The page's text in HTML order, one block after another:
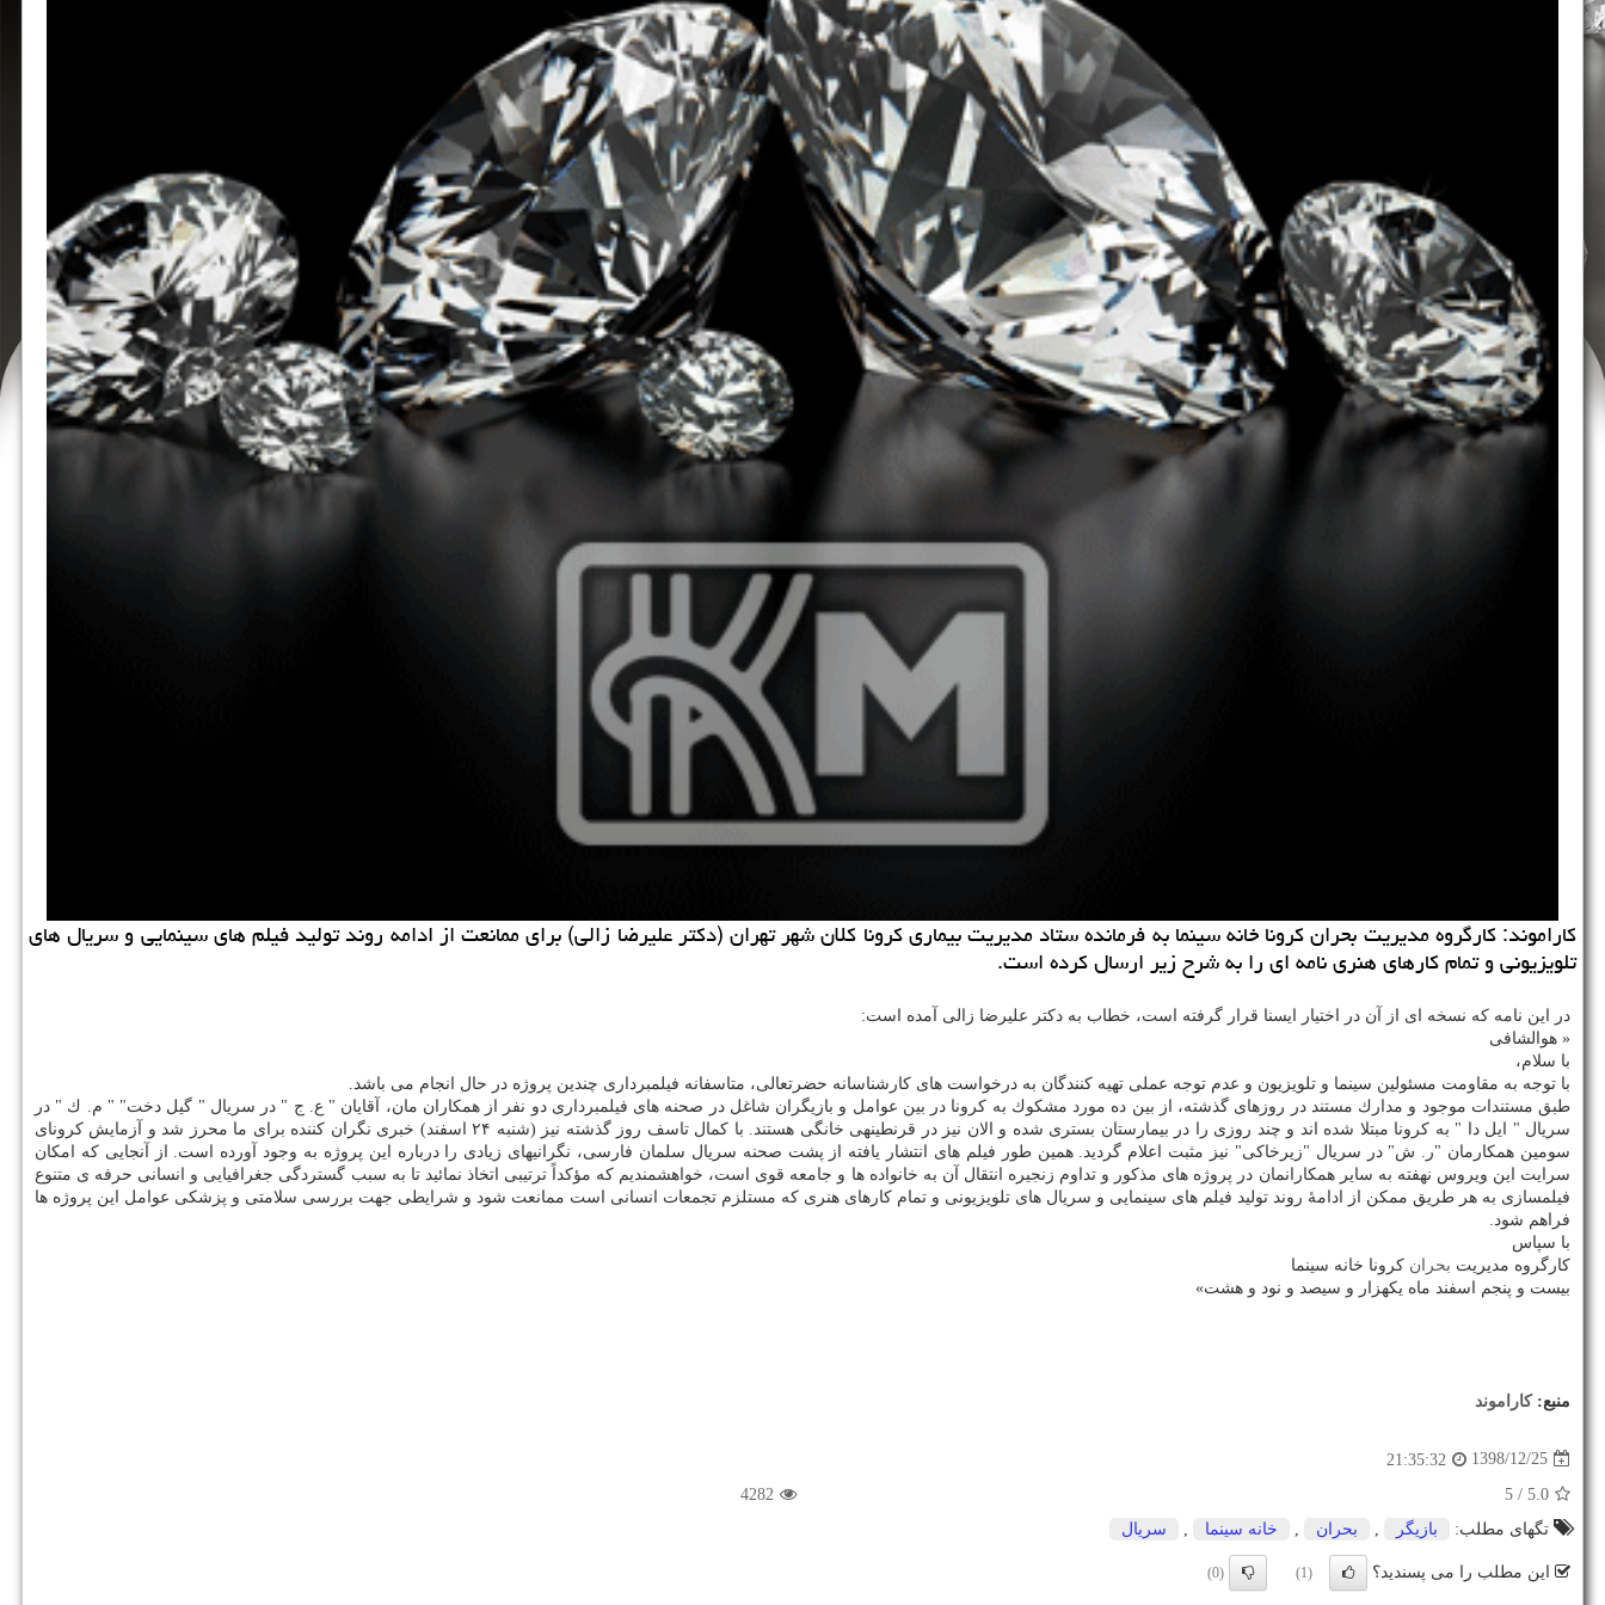
كاراموند: كارگروه مدیریت بحران كرونا خانه سینما به فرمانده ستاد مدیریت بیماری كرونا كلان شهر تهران (دكتر علیرضا زالی) برای ممانعت از ادامه روند تولید فیلم های سینمایی و سریال های
تلویزیونی و تمام كارهای هنری نامه ای را به شرح زیر ارسال كرده است.
در این نامه كه نسخه ای از آن در اختیار ایسنا قرار گرفته است، خطاب به دكتر علیرضا زالی آمده است:
« هوالشافی
با سلام،
با توجه به مقاومت مسئولین سینما و تلویزیون و عدم توجه عملی تهیه كنندگان به درخواست های كارشناسانه حضرتعالی، متاسفانه فیلمبرداری چندین پروژه در حال انجام می باشد.
طبق مستندات موجود و مدارك مستند ‎در روزهای گذشته، از بین ده مورد مشكوك به كرونا در بین عوامل و بازیگران شاغل در صحنه های فیلمبرداری دو نفر از همكاران مان، آقایان " ع. ج " در سریال " گیل دخت" " م. ك " در
سریال " ایل دا " به كرونا مبتلا شده اند و چند روزی را در بیمارستان بستری شده و الان نیز در قرنطینهی خانگی هستند. با كمال تاسف روز گذشته نیز (شنبه ۲۴ اسفند) خبری نگران كننده برای ما محرز شد و آزمایش كرونای
سومین همكارمان "ر. ش" در سریال "زیرخاكی" نیز مثبت اعلام گردید. همین طور فیلم های انتشار یافته از پشت صحنه سریال سلمان فارسی، نگرانیهای زیادی را درباره این پروژه به وجود آورده است. ‎از آنجایی كه امكان
سرایت این ویروس نهفته به سایر همكارانمان در پروژه های مذكور و تداوم زنجیره انتقال آن به خانواده ها و جامعه قوی است، خواهشمندیم كه مؤكداً ترتیبی اتخاذ نمائید تا به سبب گستردگی جغرافیایی و انسانی حرفه ی متنوع
فیلمسازی به هر طریق ممكن از ادامهٔ روند تولید فیلم های سینمایی و سریال های تلویزیونی و تمام كارهای هنری كه مستلزم تجمعات انسانی است ممانعت شود و شرایطی جهت بررسی سلامتی و پزشكی عوامل این پروژه ها
فراهم شود.
با سپاس
كارگروه مدیریت بحران كرونا خانه سینما
بیست و پنجم اسفند ماه یكهزار و سیصد و نود و هشت»
منبع:كاراموند
1398/12/25
21:35:32
5.0
/ 5
4282
تگهای مطلب:
بازیگر بحران خانه سینما سریال
این مطلب را می پسندید؟ (1)
(0)